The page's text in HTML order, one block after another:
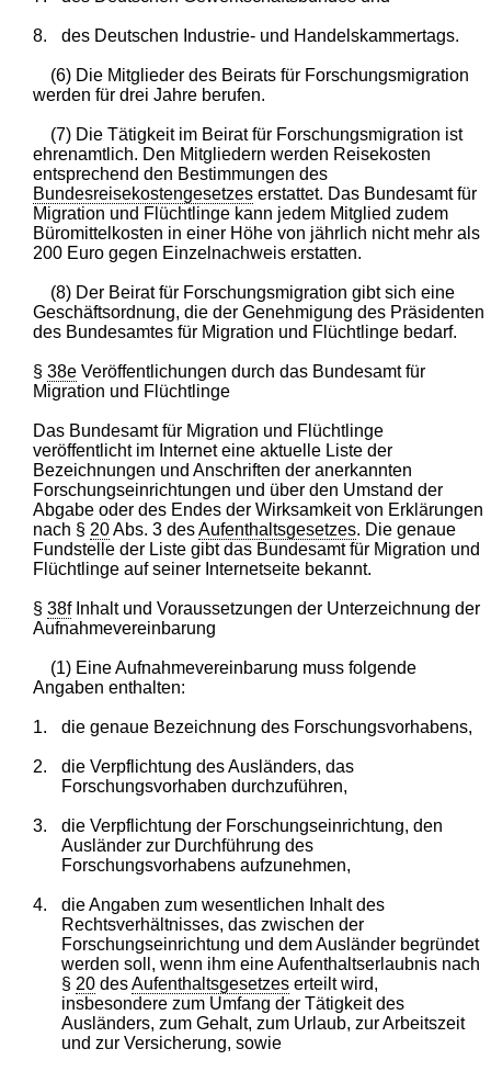
8. des Deutschen Industrie- und Handelskammertags.
(6) Die Mitglieder des Beirats für Forschungsmigration
werden für drei Jahre berufen.
(7) Die Tätigkeit im Beirat für Forschungsmigration ist
ehrenamtlich. Den Mitgliedern werden Reisekosten
entsprechend den Bestimmungen des
Bundesreisekostengesetzes erstattet. Das Bundesamt für
Migration und Flüchtlinge kann jedem Mitglied zudem
Büromittelkosten in einer Höhe von jährlich nicht mehr als
200 Euro gegen Einzelnachweis erstatten.
(8) Der Beirat für Forschungsmigration gibt sich eine
Geschäftsordnung, die der Genehmigung des Präsidenten
des Bundesamtes für Migration und Flüchtlinge bedarf.
§38e Veröffentlichungen durch das Bundesamt für
Migration und Flüchtlinge
Das Bundesamt für Migration und Flüchtlinge
veröffentlicht im Internet eine aktuelle Liste der
Bezeichnungen und Anschriften der anerkannten
Forschungseinrichtungen und über den Umstand der
Abgabe oder des Endes der Wirksamkeit von Erklärungen
nach § 20Abs. 3 desAufenthaltsgesetzes. Die genaue
Fundstelle der Liste gibt das Bundesamt für Migration und
Flüchtlinge auf seiner Internetseite bekannt.
§38fInhalt und Voraussetzungen der Unterzeichnung der
Aufnahmevereinbarung
(1) Eine Aufnahmevereinbarung muss folgende
Angaben enthalten:
1. die genaue Bezeichnung des Forschungsvorhabens,
2.
die Verpflichtung des Ausländers, das
Forschungsvorhaben durchzuführen,
3.
die Verpflichtung der Forschungseinrichtung, den
Ausländer zur Durchführung des
Forschungsvorhabens aufzunehmen,
4.
die Angaben zum wesentlichen Inhalt des
Rechtsverhältnisses, das zwischen der
Forschungseinrichtung und dem Ausländer begründet
werden soll, wenn ihm eine Aufenthaltserlaubnis nach
§ 20desAufenthaltsgesetzeserteilt wird,
insbesondere zum Umfang der Tätigkeit des
Ausländers, zum Gehalt, zum Urlaub, zur Arbeitszeit
und zur Versicherung, sowie